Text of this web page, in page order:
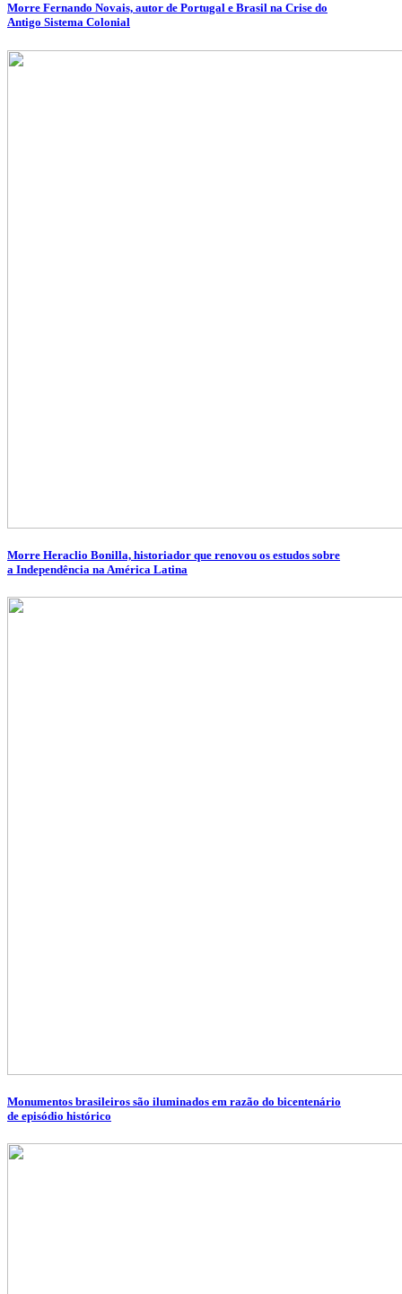
Morre Fernando Novais, autor de Portugal e Brasil na Crise do
Antigo Sistema Colonial
Morre Heraclio Bonilla, historiador que renovou os estudos sobre
a Independência na América Latina
Monumentos brasileiros são iluminados em razão do bicentenário
de episódio histórico